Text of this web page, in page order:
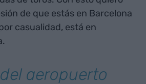
de que estás en Barcelona
casualidad, está en
aeropuerto